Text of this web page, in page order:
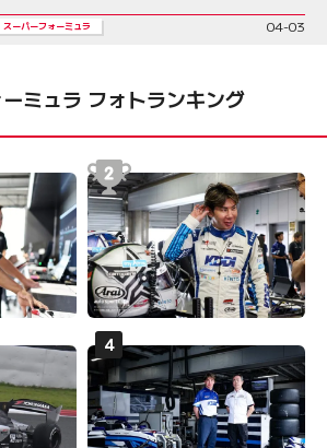
スーパーフォーミュラ 04-03
ミュラ フォトランキング